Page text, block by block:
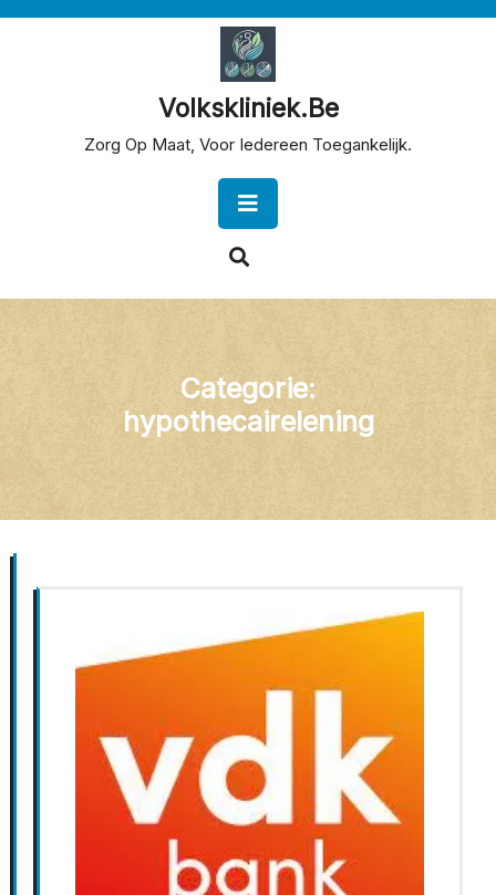
Volkskliniek.be
Zorg Op Maat, Voor Iedereen Toegankelijk.
Button
Categorie:
hypothecairelening